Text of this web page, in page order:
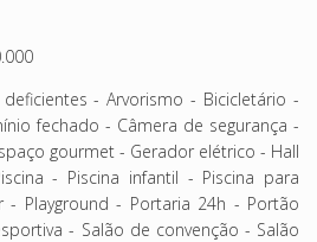
- Arvorismo - Bicicletário -
fechado - Câmera de segurança -
gourmet - Gerador elétrico - Hall
- Piscina infantil - Piscina para
Playground - Portaria 24h - Portão
- Salão de convenção - Salão